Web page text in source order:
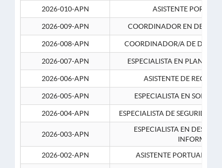
2026-010-APN
ASISTENTE
2026-009-APN COORDINADOR EN
2026-008-APN COORDINADOR/A DE
2026-007-APN ESPECIALISTA EN
2026-006-APN ASISTENTE DE
2026-005-APN ESPECIALISTA EN
2026-004-APN ESPECIALISTA DE SEGURIDAD
2026-003-APN
ESPECIALISTA EN
2026-002-APN
ASISTENTE PORTUARIO 2-